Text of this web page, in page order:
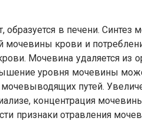
в печени. Синтез
крови и
Мочевина удаляется из
уровня мочевины
мочевыводящих путей.
концентрация
признаки отравления